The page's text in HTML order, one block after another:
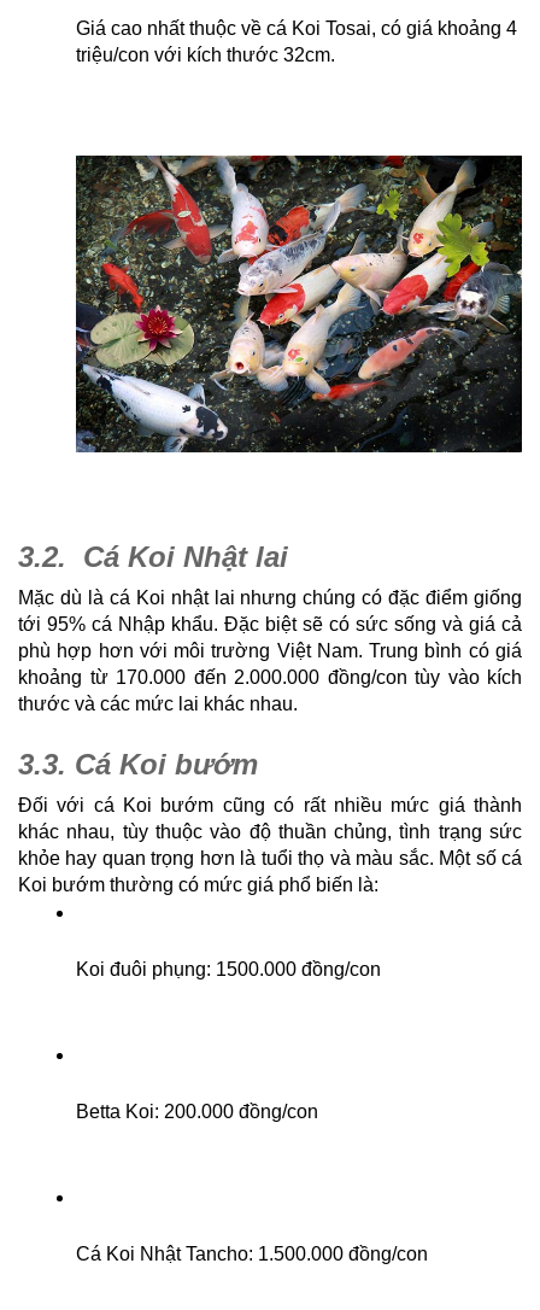
Giá cao nhất thuộc về cá Koi Tosai, có giá khoảng 4
triệu/con với kích thước 32cm.
3.2.  Cá Koi Nhật lai
Mặc dù là cá Koi nhật lai nhưng chúng có đặc điểm giống
tới 95% cá Nhập khẩu. Đặc biệt sẽ có sức sống và giá cả
phù hợp hơn với môi trường Việt Nam. Trung bình có giá
khoảng từ 170.000 đến 2.000.000 đồng/con tùy vào kích
thước và các mức lai khác nhau.
3.3. Cá Koi bướm
Đối với cá Koi bướm cũng có rất nhiều mức giá thành
khác nhau, tùy thuộc vào độ thuần chủng, tình trạng sức
khỏe hay quan trọng hơn là tuổi thọ và màu sắc. Một số cá
Koi bướm thường có mức giá phổ biến là:
Koi đuôi phụng: 1500.000 đồng/con
Betta Koi: 200.000 đồng/con
Cá Koi Nhật Tancho: 1.500.000 đồng/con